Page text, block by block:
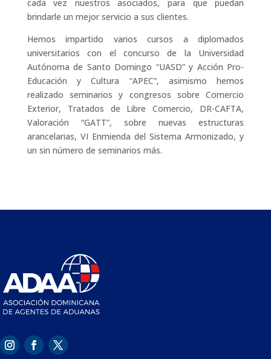
cada vez nuestros asociados, para que puedan
brindarle un mejor servicio a sus clientes.
Hemos impartido varios cursos a diplomados
universitarios con el concurso de la Universidad
Autónoma de Santo Domingo “UASD” y Acción Pro-
Educación y Cultura “APEC”, asimismo hemos
realizado seminarios y congresos sobre Comercio
Exterior, Tratados de Libre Comercio, DR-CAFTA,
Valoración “GATT”, sobre nuevas estructuras
arancelarias, VI Enmienda del Sistema Armonizado, y
un sin número de seminarios más.